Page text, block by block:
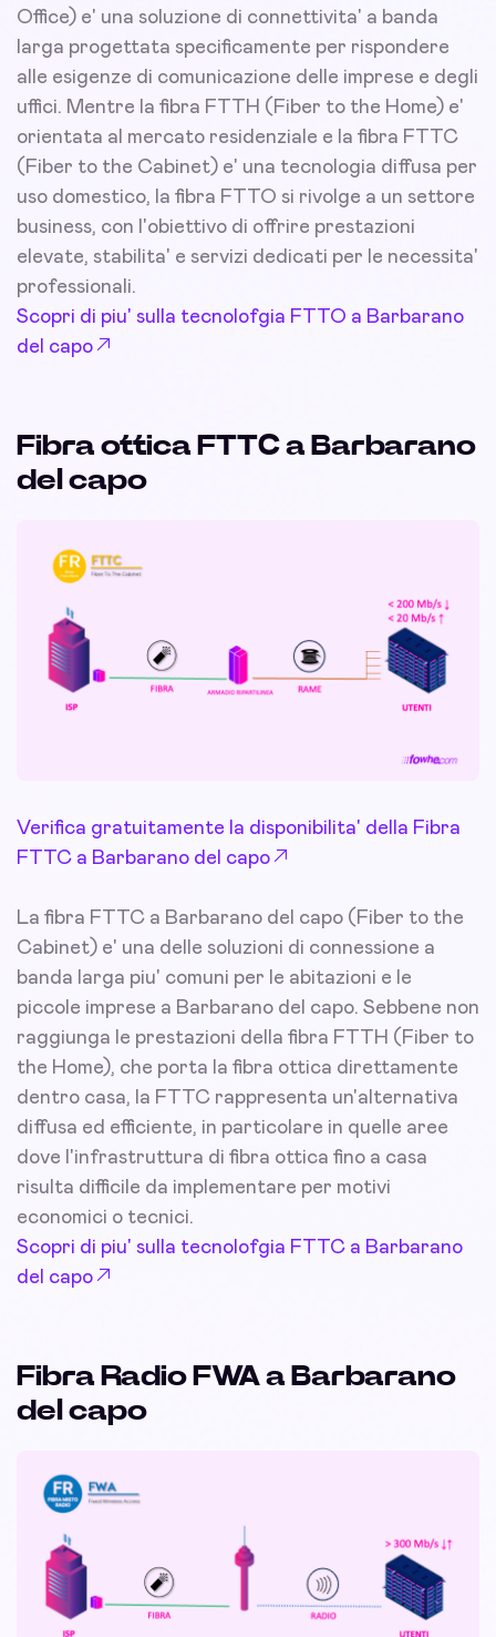
Office) e' una soluzione di connettivita' a banda
larga progettata specificamente per rispondere
alle esigenze di comunicazione delle imprese e degli
uffici. Mentre la fibra FTTH (Fiber to the Home) e'
orientata al mercato residenziale e la fibra FTTC
(Fiber to the Cabinet) e' una tecnologia diffusa per
uso domestico, la fibra FTTO si rivolge a un settore
business, con l'obiettivo di offrire prestazioni
elevate, stabilita' e servizi dedicati per le necessita'
professionali.
Scopri di piu' sulla tecnolofgia FTTO a Barbarano
del capo
Fibra ottica FTTC a Barbarano
del capo
Verifica gratuitamente la disponibilita' della Fibra
FTTC a Barbarano del capo
La fibra FTTC a Barbarano del capo (Fiber to the
Cabinet) e' una delle soluzioni di connessione a
banda larga piu' comuni per le abitazioni e le
piccole imprese a Barbarano del capo. Sebbene non
raggiunga le prestazioni della fibra FTTH (Fiber to
the Home), che porta la fibra ottica direttamente
dentro casa, la FTTC rappresenta un'alternativa
diffusa ed efficiente, in particolare in quelle aree
dove l'infrastruttura di fibra ottica fino a casa
risulta difficile da implementare per motivi
economici o tecnici.
Scopri di piu' sulla tecnolofgia FTTC a Barbarano
del capo
Fibra Radio FWA a Barbarano
del capo